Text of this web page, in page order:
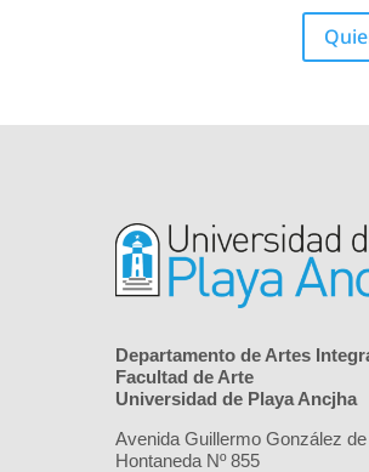
Departamento de Artes
Facultad de Arte
Universidad de Playa Ancjha
Avenida Guillermo González de
Hontaneda Nº 855